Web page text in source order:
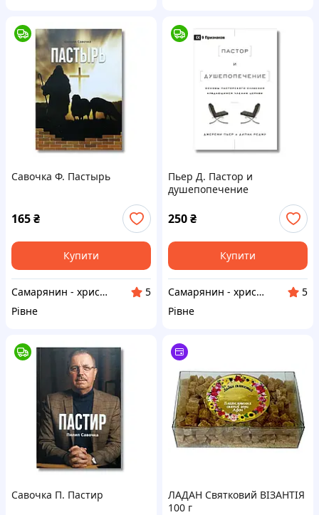
Савочка Ф. Пастырь
165₴
Купити
Самарянин - християнська книга
5
Рівне
Пьер Д. Пастор и
душепопечение
250₴
Купити
Самарянин - християнська книга
5
Рівне
Савочка П. Пастир
ЛАДАН Святковий ВІЗАНТІЯ
100 г